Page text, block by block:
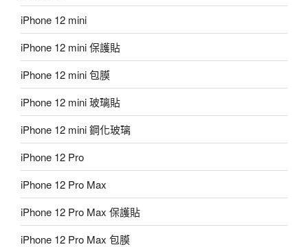
iPhone 12 mini
iPhone 12 mini 保護貼
iPhone 12 mini 包膜
iPhone 12 mini 玻璃貼
iPhone 12 mini 鋼化玻璃
iPhone 12 Pro
iPhone 12 Pro Max
iPhone 12 Pro Max 保護貼
iPhone 12 Pro Max 包膜